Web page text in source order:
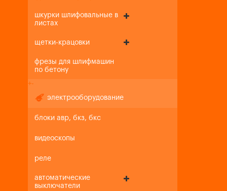
шкурки шлифовальные в
листах
щетки-крацовки
фрезы для шлифмашин
по бетону
+-
электрооборудование
блоки авр, бкз, бкс
видеоскопы
реле
автоматические
выключатели